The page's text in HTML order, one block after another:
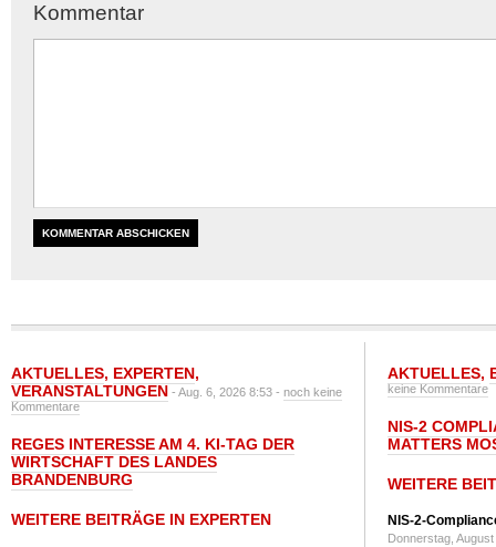
Kommentar
AKTUELLES, EXPERTEN,
VERANSTALTUNGEN - Aug. 6, 2026 8:53 - noch keine
Kommentare
REGES INTERESSE AM 4. KI-TAG DER
WIRTSCHAFT DES LANDES
BRANDENBURG
WEITERE BEITRÄGE IN EXPERTEN
AKTUELLES,
keine Kommentare
NIS-2
MATTERS
WEITERE
NIS-2-
Donnerstag,